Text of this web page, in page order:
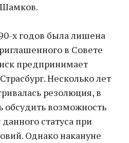
Шамков.
х годов была лишена
в Совете
предпринимает
Несколько лет
резолюция, в
обсудить возможность
статуса при
Однако накануне